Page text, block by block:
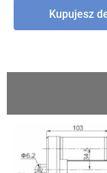
Kupujesz